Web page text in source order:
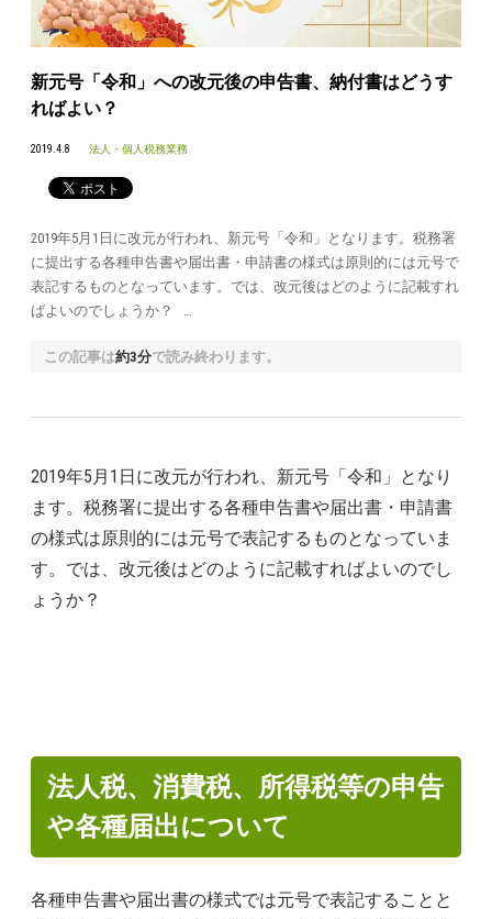
新元号「令和」への改元後の申告書、納付書はどうす
ればよい？
2019.4.8 法人・個人税務業務
2019年5月1日に改元が行われ、新元号「令和」となります。税務署
に提出する各種申告書や届出書・申請書の様式は原則的には元号で
表記するものとなっています。では、改元後はどのように記載すれ
ばよいのでしょうか？ …
この記事は約3分で読み終わります。
2019年5月1日に改元が行われ、新元号「令和」となり
ます。税務署に提出する各種申告書や届出書・申請書
の様式は原則的には元号で表記するものとなっていま
す。では、改元後はどのように記載すればよいのでし
ょうか？
法人税、消費税、所得税等の申告
や各種届出について
各種申告書や届出書の様式では元号で表記することと